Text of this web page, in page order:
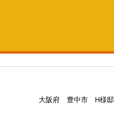
大阪府 豊中市 H様邸